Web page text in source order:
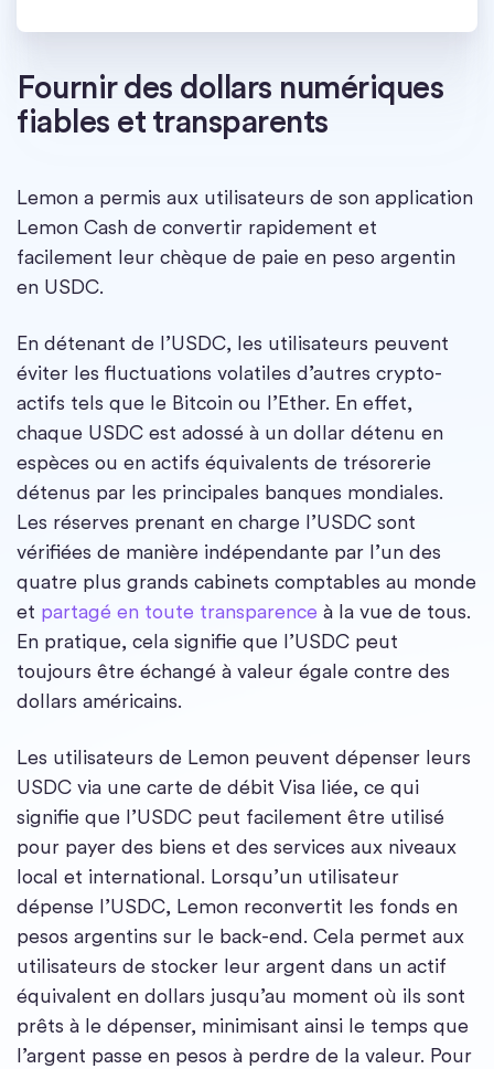
Fournir des dollars numériques
fiables et transparents
Lemon a permis aux utilisateurs de son application
Lemon Cash de convertir rapidement et
facilement leur chèque de paie en peso argentin
en USDC.
En détenant de l’USDC, les utilisateurs peuvent
éviter les fluctuations volatiles d’autres crypto-
actifs tels que le Bitcoin ou l’Ether. En effet,
chaque USDC est adossé à un dollar détenu en
espèces ou en actifs équivalents de trésorerie
détenus par les principales banques mondiales.
Les réserves prenant en charge l’USDC sont
vérifiées de manière indépendante par l’un des
quatre plus grands cabinets comptables au monde
et partagé en toute transparence à la vue de tous.
En pratique, cela signifie que l’USDC peut
toujours être échangé à valeur égale contre des
dollars américains.
Les utilisateurs de Lemon peuvent dépenser leurs
USDC via une carte de débit Visa liée, ce qui
signifie que l’USDC peut facilement être utilisé
pour payer des biens et des services aux niveaux
local et international. Lorsqu’un utilisateur
dépense l’USDC, Lemon reconvertit les fonds en
pesos argentins sur le back-end. Cela permet aux
utilisateurs de stocker leur argent dans un actif
équivalent en dollars jusqu’au moment où ils sont
prêts à le dépenser, minimisant ainsi le temps que
l’argent passe en pesos à perdre de la valeur. Pour